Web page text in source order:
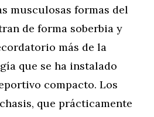
musculosas formas del
de forma soberbia y
más de la
que se ha instalado
compacto. Los
que prácticamente